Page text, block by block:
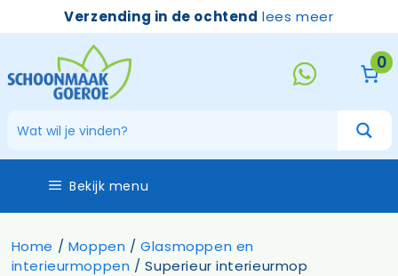
Verzending in de ochtend lees meer
0
Bekijk menu
Home / Moppen /Glasmoppen en
interieurmoppen / Superieur interieurmop